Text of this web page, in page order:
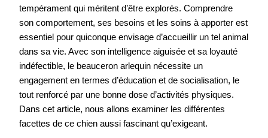
tempérament qui méritent d’être explorés. Comprendre
son comportement, ses besoins et les soins à apporter est
essentiel pour quiconque envisage d’accueillir un tel animal
dans sa vie. Avec son intelligence aiguisée et sa loyauté
indéfectible, le beauceron arlequin nécessite un
engagement en termes d’éducation et de socialisation, le
tout renforcé par une bonne dose d’activités physiques.
Dans cet article, nous allons examiner les différentes
facettes de ce chien aussi fascinant qu’exigeant.